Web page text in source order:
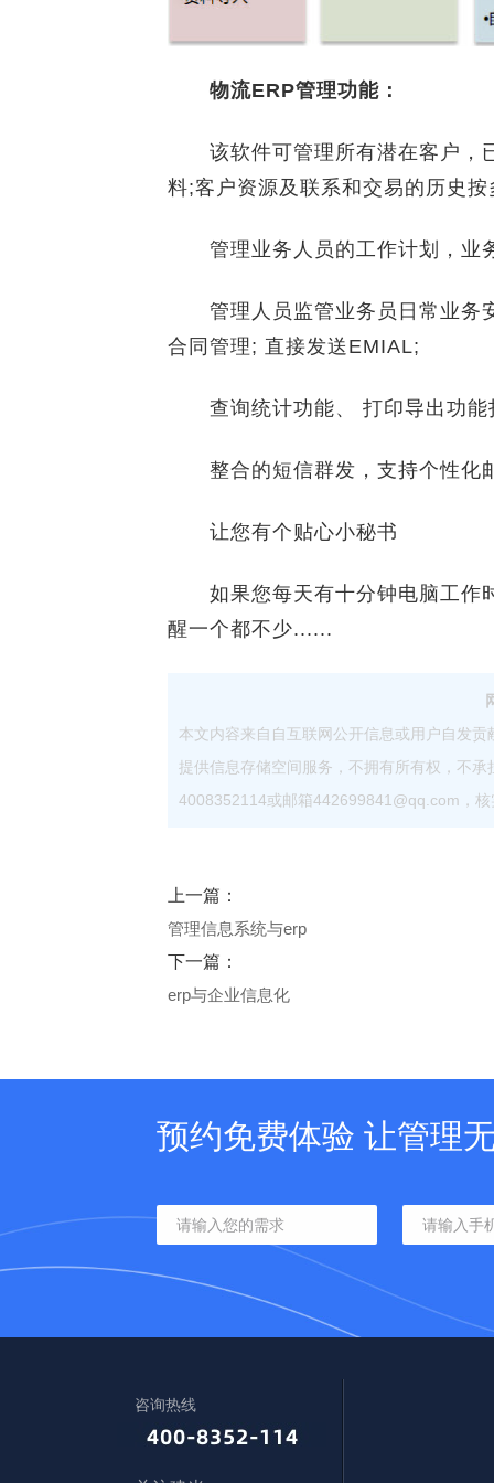
物流ERP管理功能：
该软件可管理所有潜在客户，
料;客户资源及联系和交易的历史
管理业务人员的工作计划，业
管理人员监管业务员日常业务
合同管理; 直接发送EMIAL;
查询统计功能、 打印导出功能
整合的短信群发，支持个性化
让您有个贴心小秘书
如果您每天有十分钟电脑工作
醒一个都不少......
本文内容来自自互联网公开信息或用户自发
提供信息存储空间服务，不拥有所有权，不
4008352114或邮箱442699841@qq.com，
上一篇：
管理信息系统与erp
下一篇：
erp与企业信息化
预约免费体验 让管理
咨询热线